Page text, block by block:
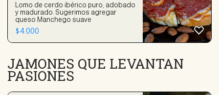
Lomo de cerdo ibérico puro, adobado
y madurado. Sugerimos agregar
queso Manchego suave
$4.000
JAMONES QUE LEVANTAN
PASIONES